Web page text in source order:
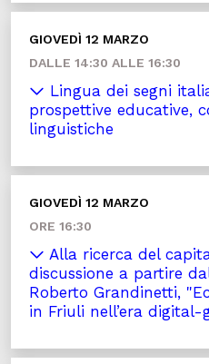
GIOVEDÌ 12 MARZO
DALLE 14:30 ALLE 16:30
Lingua dei segni
prospettive educative,
linguistiche
GIOVEDÌ 12 MARZO
ORE 16:30
Alla ricerca del
discussione a partire
Roberto Grandinetti,
in Friuli nell’era digital-